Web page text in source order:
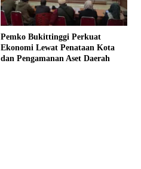
Pemko Bukittinggi Perkuat
Ekonomi Lewat Penataan Kota
dan Pengamanan Aset Daerah